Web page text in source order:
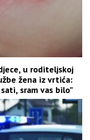
u roditeljskoj
žena iz vrtića:
sram vas bilo”